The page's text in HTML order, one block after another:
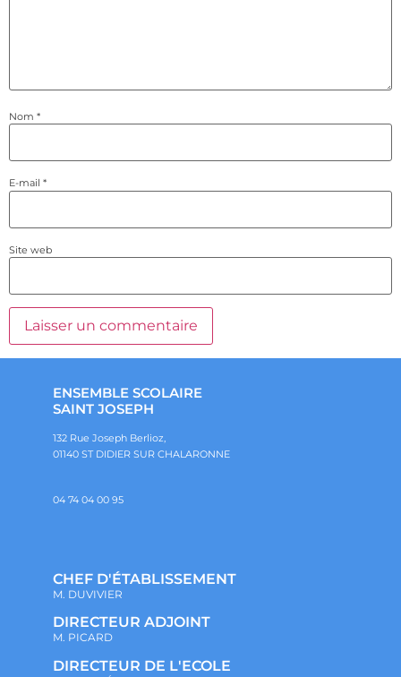
Nom *
E-mail *
Site web
ENSEMBLE SCOLAIRE
SAINT JOSEPH
132 Rue Joseph Berlioz,
01140 ST DIDIER SUR CHALARONNE
04 74 04 00 95
CHEF D'ÉTABLISSEMENT
M. DUVIVIER
DIRECTEUR ADJOINT
M. PICARD
DIRECTEUR DE L'ECOLE